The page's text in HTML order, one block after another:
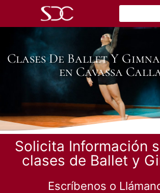
Clases De Ballet Y
en Cavassa
Solicita Información
clases de Ballet y
Escríbenos o